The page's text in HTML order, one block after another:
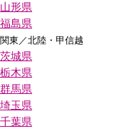
山形県
福島県
関東／北陸・甲信越
茨城県
栃木県
群馬県
埼玉県
千葉県